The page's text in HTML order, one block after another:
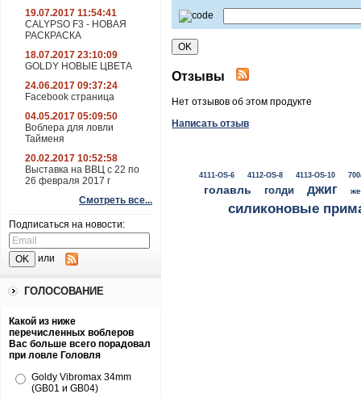
19.07.2017 11:54:41
CALYPSO F3 - НОВАЯ
РАСКРАСКА
18.07.2017 23:10:09
GOLDY НОВЫЕ ЦВЕТА
24.06.2017 09:37:24
Facebook страница
04.05.2017 05:09:50
Воблера для ловли
Тайменя
20.02.2017 10:52:58
Выставка на ВВЦ с 22 по
26 февраля 2017 г
Смотреть все...
Подписаться на новости:
или
ГОЛОСОВАНИЕ
Какой из ниже
перечисленных воблеров
Вас больше всего порадовал
при ловле Головля
Goldy Vibromax 34mm
(GB01 и GB04)
Отзывы
Нет отзывов об этом продукте
Написать отзыв
4111-OS-6 4112-OS-8 4113-OS-10
голавль голди джиг
силиконовые